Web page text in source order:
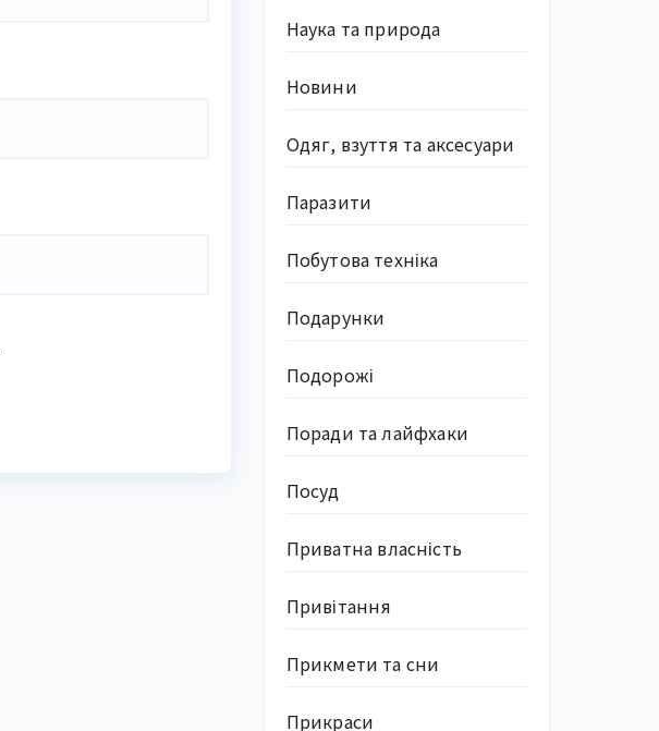
Наука та природа
Новини
Одяг, взуття та аксесуари
Паразити
Побутова техніка
Подарунки
Подорожі
Поради та лайфхаки
Посуд
Приватна власність
Привітання
Прикмети та сни
Прикраси